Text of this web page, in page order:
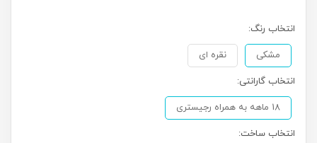
انتخاب رنگ:
مشکی نقره ای
انتخاب گارانتی:
18 ماهه به همراه رجیستری
انتخاب ساخت: